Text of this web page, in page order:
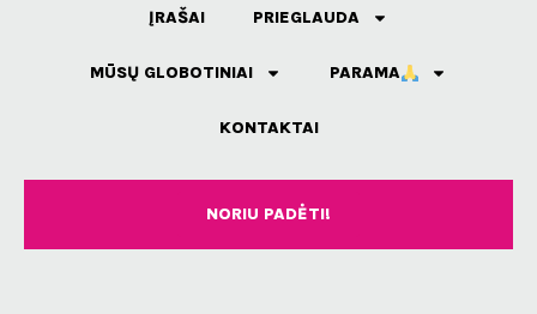
ĮRAŠAI PRIEGLAUDA
MŪSŲ GLOBOTINIAI PARAMA
KONTAKTAI
NORIU PADĖTI!